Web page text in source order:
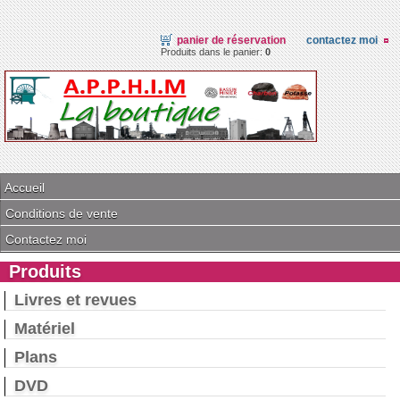
panier de réservation
Produits dans le panier:0
contactez moi
Accueil
Conditions de vente
Contactez moi
Produits
Livres et revues
Matériel
Plans
DVD